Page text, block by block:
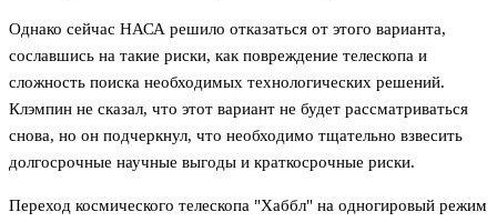
Однако сейчас НАСА решило отказаться от этого варианта,
сославшись на такие риски, как повреждение телескопа и
сложность поиска необходимых технологических решений.
Клэмпин не сказал, что этот вариант не будет рассматриваться
снова, но он подчеркнул, что необходимо тщательно взвесить
долгосрочные научные выгоды и краткосрочные риски.
Переход космического телескопа "Хаббл" на одногировый режим